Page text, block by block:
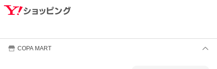
COPA MART